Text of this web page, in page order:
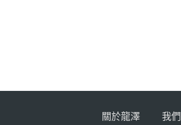
關於龍澤 我